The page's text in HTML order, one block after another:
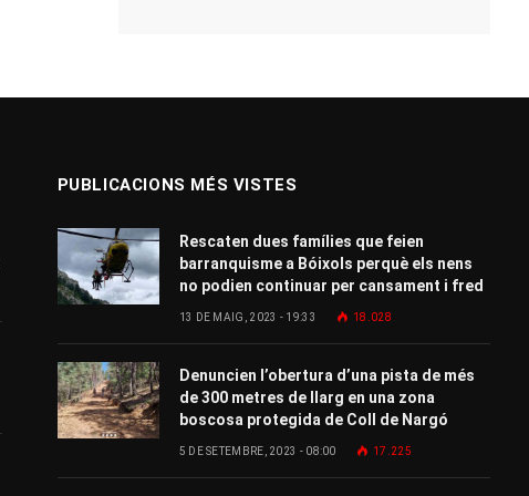
PUBLICACIONS MÉS VISTES
Rescaten dues famílies que feien
barranquisme a Bóixols perquè els nens
no podien continuar per cansament i fred
13 DE MAIG, 2023 - 19:33 18.028
Denuncien l’obertura d’una pista de més
de 300 metres de llarg en una zona
boscosa protegida de Coll de Nargó
5 DE SETEMBRE, 2023 - 08:00 17.225